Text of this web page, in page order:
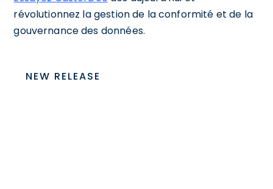
révolutionnez la gestion de la conformité et de la
gouvernance des données.
NEW RELEASE